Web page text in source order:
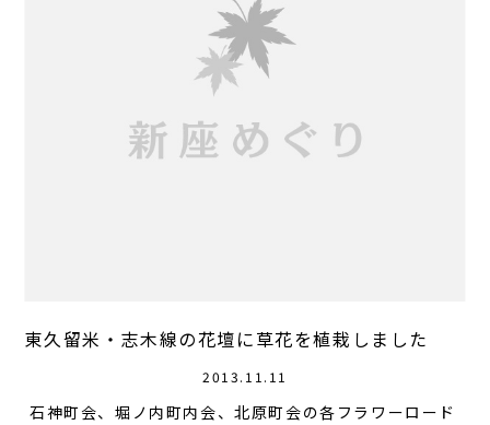
東久留米・志木線の花壇に草花を植栽しました
2013.11.11
石神町会、堀ノ内町内会、北原町会の各フラワーロード